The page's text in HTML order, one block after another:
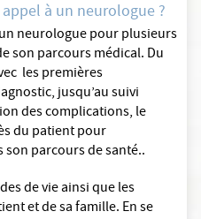
à un neurologue ?
neurologue pour plusieurs
son parcours médical. Du
les premières
jusqu’au suivi
des complications, le
du patient pour
son parcours de santé..
de vie ainsi que les
et de sa famille. En se